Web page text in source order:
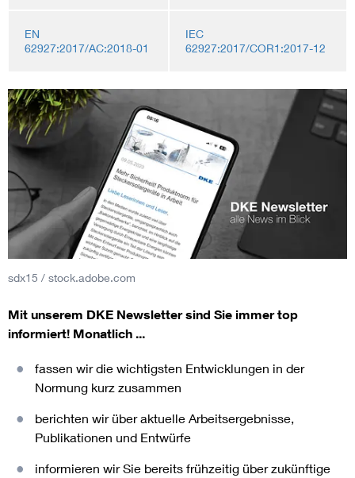
EN
62927:2017/AC:2018-01
IEC
62927:2017/COR1:2017-12
sdx15 / stock.adobe.com
Mit unserem DKE Newsletter sind Sie immer top
informiert! Monatlich ...
fassen wir die wichtigsten Entwicklungen in der
Normung kurz zusammen
berichten wir über aktuelle Arbeitsergebnisse,
Publikationen und Entwürfe
informieren wir Sie bereits frühzeitig über zukünftige